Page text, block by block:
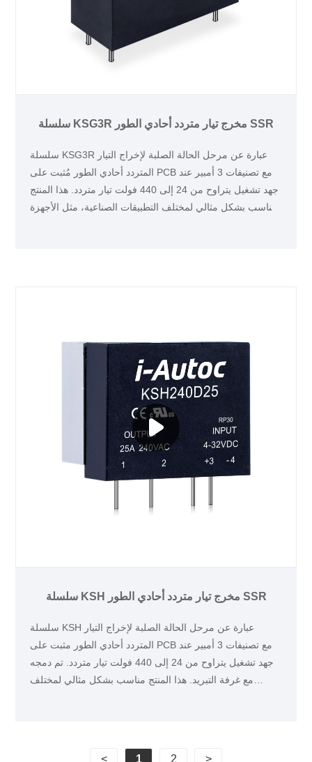
سلسلة KSG3R مخرج تيار متردد أحادي الطور SSR
سلسلة KSG3R عبارة عن مرحل الحالة الصلبة لإخراج التيار
المتردد أحادي الطور مُثبت على PCB مع تصنيفات 3 أمبير عند
جهد تشغيل يتراوح من 24 إلى 440 فولت تيار متردد. هذا المنتج
مناسب بشكل مثالي لمختلف التطبيقات الصناعية، مثل الأجهزة
سلسلة KSH مخرج تيار متردد أحادي الطور SSR
سلسلة KSH عبارة عن مرحل الحالة الصلبة لإخراج التيار
المتردد أحادي الطور مثبت على PCB مع تصنيفات 3 أمبير عند
جهد تشغيل يتراوح من 24 إلى 440 فولت تيار متردد. تم دمجه
مع غرفة التبريد. هذا المنتج مناسب بشكل مثالي لمختلف
< 1 2 >